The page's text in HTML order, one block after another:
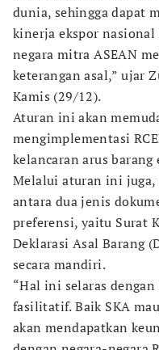
dunia, sehingga dapat
kinerja ekspor nasional
negara mitra ASEAN
keterangan asal,” ujar
Kamis (29/12).
Aturan ini akan
mengimplementasi
kelancaran arus
Melalui aturan ini juga,
antara dua jenis
preferensi, yaitu Surat
Deklarasi Asal Barang
secara mandiri.
“Hal ini selaras
fasilitatif. Baik SKA
akan mendapatkan